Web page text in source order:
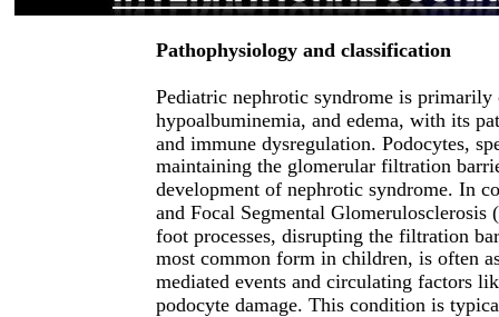
Pathophysiology and classification
Pediatric nephrotic syndrome is
hypoalbuminemia, and edema, with its
and immune dysregulation. Podocytes,
maintaining the glomerular filtration
development of nephrotic syndrome. In
and Focal Segmental
foot processes, disrupting the filtration
most common form in children, is often
mediated events and circulating factors
podocyte damage. This condition is